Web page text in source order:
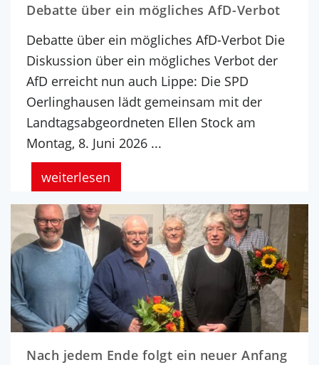
Debatte über ein mögliches AfD-Verbot
Debatte über ein mögliches AfD-Verbot Die
Diskussion über ein mögliches Verbot der
AfD erreicht nun auch Lippe: Die SPD
Oerlinghausen lädt gemeinsam mit der
Landtagsabgeordneten Ellen Stock am
Montag, 8. Juni 2026 ...
weiterlesen
Nach jedem Ende folgt ein neuer Anfang